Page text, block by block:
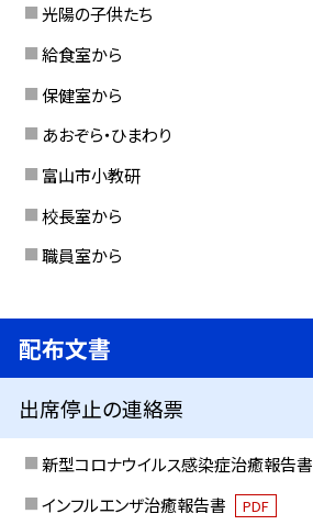
光陽の子供たち
給食室から
保健室から
あおぞら・ひまわり
富山市小教研
校長室から
職員室から
配布文書
出席停止の連絡票
新型コロナウイルス感染症治癒報告書
インフルエンザ治癒報告書 PDF